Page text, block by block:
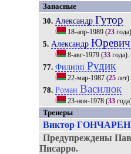
Запасные
30. Александр Гутор
18-апр-1989 (23
5. Александр Юревич
8-авг-1979 (33 года).
77. Филипп Рудик
22-мар-1987 (25 лет).
78. Роман Василюк
23-ноя-1978 (33
Тренеры
Виктор
Предупреждены
Писарро.